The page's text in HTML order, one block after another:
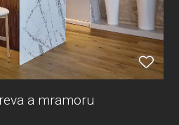
a mramoru